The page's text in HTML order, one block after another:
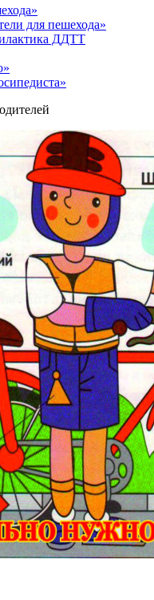
для пешехода»
ДДТТ